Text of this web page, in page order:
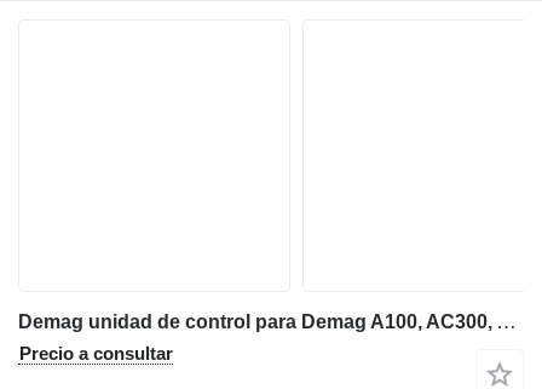
Demag unidad de control para Demag A100, AC300, AC500, CC1800 grúa móvil
Precio a consultar